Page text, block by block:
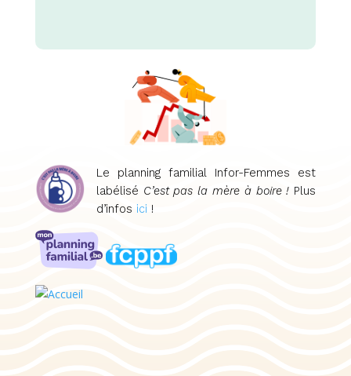
Le planning familial Infor-Femmes est
labélisé C’est pas la mère à boire ! Plus
d’infos ici !